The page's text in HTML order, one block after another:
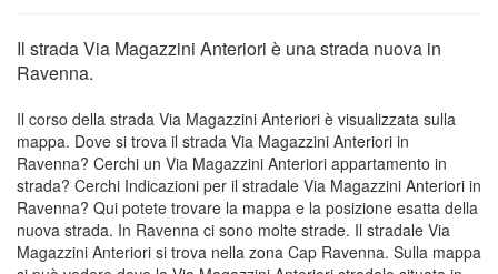
Il strada Via Magazzini Anteriori è una strada nuova in
Ravenna.
Il corso della strada Via Magazzini Anteriori è visualizzata sulla
mappa. Dove si trova il strada Via Magazzini Anteriori in
Ravenna? Cerchi un Via Magazzini Anteriori appartamento in
strada? Cerchi Indicazioni per il stradale Via Magazzini Anteriori in
Ravenna? Qui potete trovare la mappa e la posizione esatta della
nuova strada. In Ravenna ci sono molte strade. Il stradale Via
Magazzini Anteriori si trova nella zona Cap Ravenna. Sulla mappa